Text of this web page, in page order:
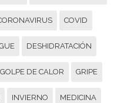
COVID
DESHIDRATACIÓN
GOLPE DE CALOR GRIPE
INVIERNO MEDICINA